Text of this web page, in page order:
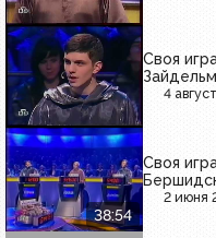
Своя
4
38:54
Своя
2 июня